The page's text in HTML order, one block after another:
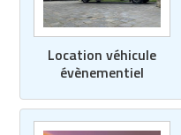
Location véhicule
évènementiel